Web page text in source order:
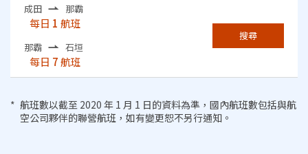
成田 那霸
每日 1 航班
那霸 石垣
每日 7航班
搜尋
航班數以截至 2020 年 1 月 1 日的資料為準，國內航班數包括與航
空公司夥伴的聯營航班，如有變更恕不另行通知。